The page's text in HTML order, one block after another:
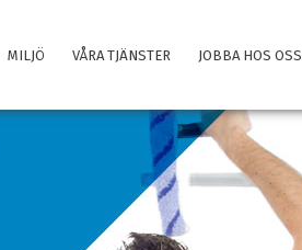
MILJÖ VÅRA TJÄNSTER JOBBA HOS OSS